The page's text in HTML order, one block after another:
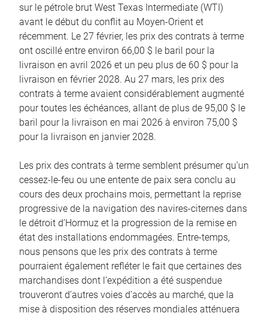
sur le pétrole brut West Texas Intermediate (WTI)
avant le début du conflit au Moyen-Orient et
récemment. Le 27 février, les prix des contrats à terme
ont oscillé entre environ 66,00 $ le baril pour la
livraison en avril 2026 et un peu plus de 60 $ pour la
livraison en février 2028. Au 27 mars, les prix des
contrats à terme avaient considérablement augmenté
pour toutes les échéances, allant de plus de 95,00 $ le
baril pour la livraison en mai 2026 à environ 75,00 $
pour la livraison en janvier 2028.
Les prix des contrats à terme semblent présumer qu’un
cessez-le-feu ou une entente de paix sera conclu au
cours des deux prochains mois, permettant la reprise
progressive de la navigation des navires-citernes dans
le détroit d’Hormuz et la progression de la remise en
état des installations endommagées. Entre-temps,
nous pensons que les prix des contrats à terme
pourraient également refléter le fait que certaines des
marchandises dont l’expédition a été suspendue
trouveront d’autres voies d’accès au marché, que la
mise à disposition des réserves mondiales atténuera